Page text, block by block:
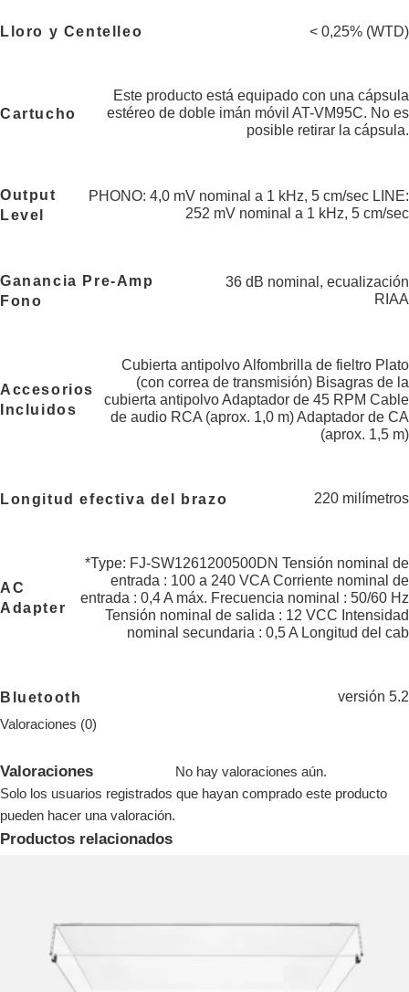
Lloro y Centelleo < 0,25% (WTD)
Cartucho
Este producto está equipado con una cápsula
estéreo de doble imán móvil AT-VM95C. No es
posible retirar la cápsula.
Output
Level
PHONO: 4,0 mV nominal a 1 kHz, 5 cm/sec LINE:
252 mV nominal a 1 kHz, 5 cm/sec
Ganancia Pre-Amp
Fono
36 dB nominal, ecualización
RIAA
Accesorios
Incluidos
Cubierta antipolvo Alfombrilla de fieltro Plato
(con correa de transmisión) Bisagras de la
cubierta antipolvo Adaptador de 45 RPM Cable
de audio RCA (aprox. 1,0 m) Adaptador de CA
(aprox. 1,5 m)
Longitud efectiva del brazo 220 milímetros
AC
Adapter
*Type: FJ-SW1261200500DN Tensión nominal de
entrada : 100 a 240 VCA Corriente nominal de
entrada : 0,4 A máx. Frecuencia nominal : 50/60 Hz
Tensión nominal de salida : 12 VCC Intensidad
nominal secundaria : 0,5 A Longitud del cab
Bluetooth versión 5.2
Valoraciones (0)
Valoraciones
No hay valoraciones aún.
Solo los usuarios registrados que hayan comprado este producto
pueden hacer una valoración.
Productos relacionados